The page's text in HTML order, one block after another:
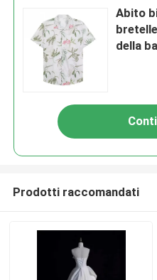
Abito
della
Prodotti raccomandati